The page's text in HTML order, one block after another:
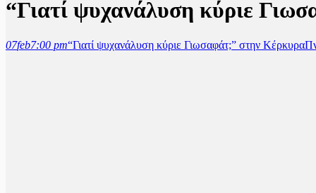
“Γιατί ψυχανάλυση κύριε
07feb7:00 pm“Γιατί ψυχανάλυση κύριε Γιωσαφάτ;” στην Κέρκυρα